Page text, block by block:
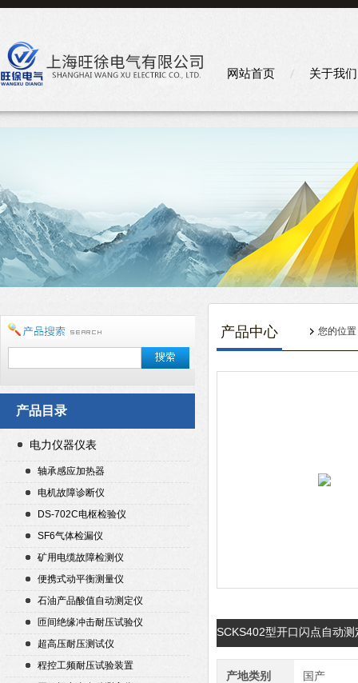
网站首页 关于我们
产品目录
电力仪器仪表
轴承感应加热器
电机故障诊断仪
DS-702C电枢检验仪
SF6气体检漏仪
矿用电缆故障检测仪
便携式动平衡测量仪
石油产品酸值自动测定仪
匝间绝缘冲击耐压试验仪
超高压耐压测试仪
程控工频耐压试验装置
产品中心 您的位
SCKS402型开口闪点自动
产地类别 国产